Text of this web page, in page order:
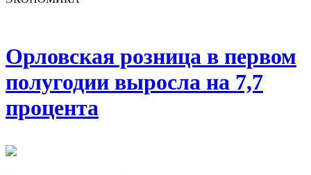
Орловская розница в первом
полугодии выросла на 7,7
процента